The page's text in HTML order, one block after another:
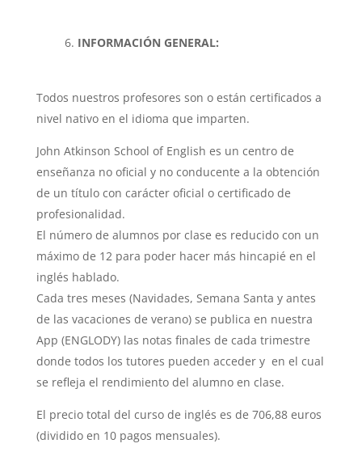
INFORMACIÓN GENERAL:
Todos nuestros profesores son o están certificados a
nivel nativo en el idioma que imparten.
John Atkinson School of English es un centro de
enseñanza no oficial y no conducente a la obtención
de un título con carácter oficial o certificado de
profesionalidad.
El número de alumnos por clase es reducido con un
máximo de 12 para poder hacer más hincapié en el
inglés hablado.
Cada tres meses (Navidades, Semana Santa y antes
de las vacaciones de verano) se publica en nuestra
App (ENGLODY) las notas finales de cada trimestre
donde todos los tutores pueden acceder y en el cual
se refleja el rendimiento del alumno en clase.
El precio total del curso de inglés es de 706,88 euros
(dividido en 10 pagos mensuales).